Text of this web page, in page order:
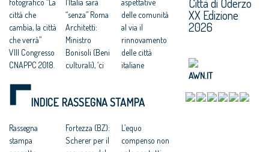
fotografico “La
città che
cambia, la città
che verrà”
VIII Congresso
CNAPPC 2018.
2018
VIII Congresso
Domenica 8
luglio 2018
l’Italia sarà
“senza” Roma
Architetti:
Ministro
Bonisoli (Beni
culturali), ‘ci
norme per lo
professione’.
Architetti:
aspettative
delle comunità
al via il
rinnovamento
delle città
italiane
Lunedì 2 luglio
VIII Congresso
CNAPPC 2018.
INDICE RASSEGNA STAMPA
Rassegna
stampa
Fortezza (BZ):
Scherer per il
L’equo
compenso non
XX Edizione
2026
AWN.IT